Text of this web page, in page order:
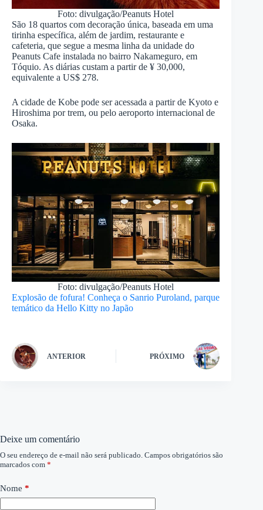
Foto: divulgação/Peanuts Hotel
São 18 quartos com decoração única, baseada em uma
tirinha específica, além de jardim, restaurante e
cafeteria, que segue a mesma linha da unidade do
Peanuts Cafe instalada no bairro Nakameguro, em
Tóquio. As diárias custam a partir de ¥ 30,000,
equivalente a US$ 278.
A cidade de Kobe pode ser acessada a partir de Kyoto e
Hiroshima por trem, ou pelo aeroporto internacional de
Osaka.
Foto: divulgação/Peanuts Hotel
Explosão de fofura! Conheça o Sanrio Puroland, parque
temático da Hello Kitty no Japão
ANTERIOR PRÓXIMO
Deixe um comentário
O seu endereço de e-mail não será publicado. Campos obrigatórios são
marcados com *
Nome *